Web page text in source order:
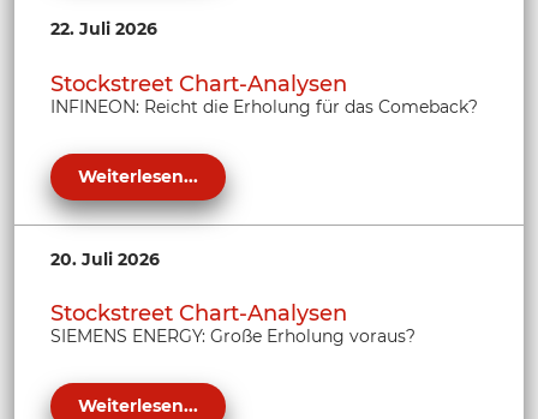
22. Juli 2026
Stockstreet Chart-Analysen
INFINEON: Reicht die Erholung für das Comeback?
Weiterlesen...
20. Juli 2026
Stockstreet Chart-Analysen
SIEMENS ENERGY: Große Erholung voraus?
Weiterlesen...